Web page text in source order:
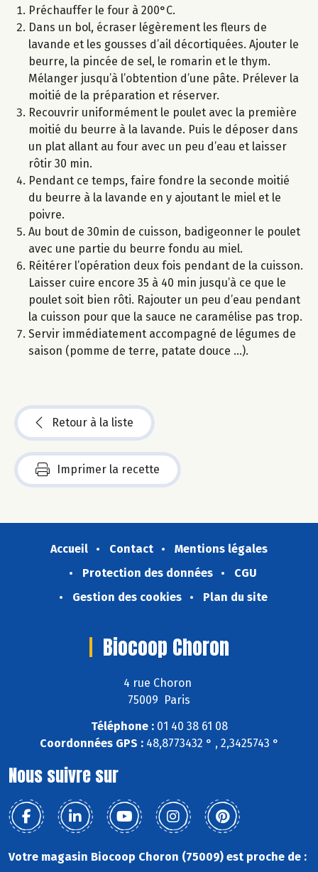
Préchauffer le four à 200°C.
Dans un bol, écraser légèrement les fleurs de
lavande et les gousses d’ail décortiquées. Ajouter le
beurre, la pincée de sel, le romarin et le thym.
Mélanger jusqu’à l’obtention d’une pâte. Prélever la
moitié de la préparation et réserver.
Recouvrir uniformément le poulet avec la première
moitié du beurre à la lavande. Puis le déposer dans
un plat allant au four avec un peu d’eau et laisser
rôtir 30 min.
Pendant ce temps, faire fondre la seconde moitié
du beurre à la lavande en y ajoutant le miel et le
poivre.
Au bout de 30min de cuisson, badigeonner le poulet
avec une partie du beurre fondu au miel.
Réitérer l’opération deux fois pendant de la cuisson.
Laisser cuire encore 35 à 40 min jusqu’à ce que le
poulet soit bien rôti. Rajouter un peu d’eau pendant
la cuisson pour que la sauce ne caramélise pas trop.
Servir immédiatement accompagné de légumes de
saison (pomme de terre, patate douce …).
Retour à la liste
Imprimer la recette
Accueil Contact
Mentions légales
Protection des données
CGU
Gestion des cookies
Plan du site
Biocoop Choron
4 rue Choron
75009 Paris
Téléphone :01 40 38 61 08
Coordonnées GPS :48,8773432 ° , 2,3425743 °
Nous suivre sur
Votre magasin Biocoop Choron (75009) est proche de :